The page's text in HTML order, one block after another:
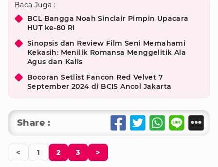
Baca Juga :
BCL Bangga Noah Sinclair Pimpin Upacara
HUT ke-80 RI
Sinopsis dan Review Film Seni Memahami
Kekasih: Menilik Romansa Menggelitik Ala
Agus dan Kalis
Bocoran Setlist Fancon Red Velvet 7
September 2024 di BCIS Ancol Jakarta
Share :
< 1 2 3 >